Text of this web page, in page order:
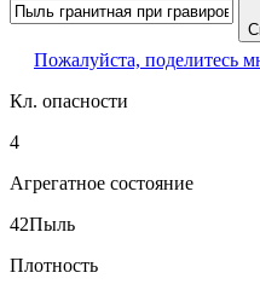
Пожалуйста, поделитесь
Кл. опасности
4
Агрегатное состояние
42Пыль
Плотность